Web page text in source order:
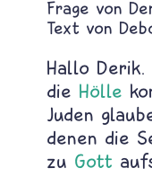
Text von
Hallo Derik.
die Hölle
Juden
denen die
zu Gott